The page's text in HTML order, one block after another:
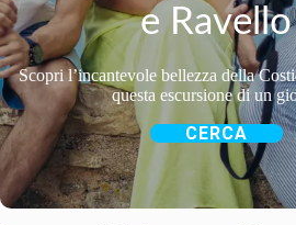
e Ravello
Scopri l’incantevole bellezza della
questa escursione di un
CERCA